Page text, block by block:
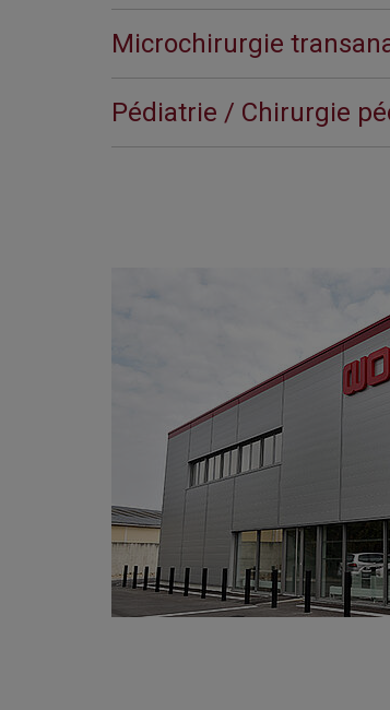
Microchirurgie
Pédiatrie / Chirurgie